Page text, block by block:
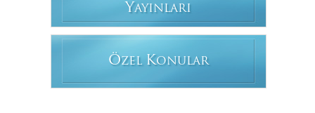
YAYINLARI
ÖZEL KONULAR